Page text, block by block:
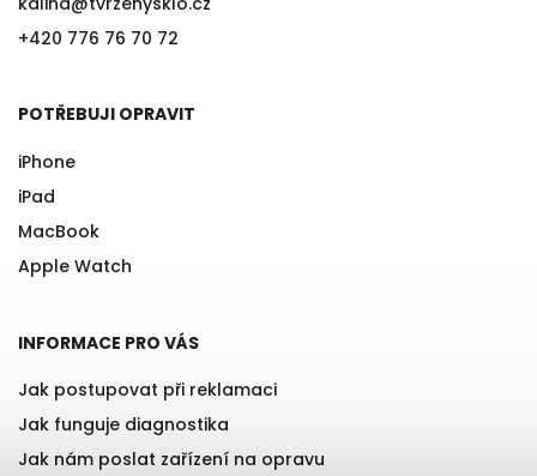
+420 776 76 70 72
POTŘEBUJI OPRAVIT
iPhone
iPad
MacBook
Apple Watch
INFORMACE PRO VÁS
Jak postupovat při reklamaci
Jak funguje diagnostika
Jak nám poslat zařízení na opravu